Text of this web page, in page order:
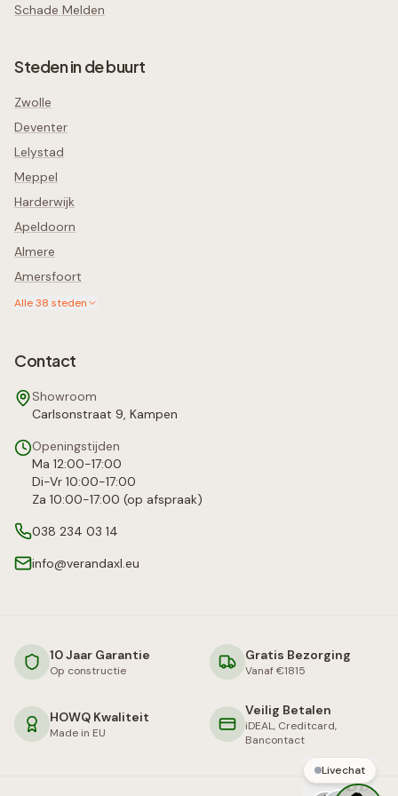
Schade Melden
Steden in de buurt
Zwolle
Deventer
Lelystad
Meppel
Harderwijk
Apeldoorn
Almere
Amersfoort
Alle38 steden
Contact
Showroom
Carlsonstraat 9, Kampen
Openingstijden
Ma 12:00-17:00
Di-Vr 10:00-17:00
Za 10:00-17:00 (op afspraak)
038 234 03 14
info@verandaxl.eu
10 Jaar Garantie
Op constructie
Gratis Bezorging
Vanaf €1815
HOWQ Kwaliteit
Made in EU
Veilig Betalen
iDEAL, Creditcard,
Bancontact
Livechat